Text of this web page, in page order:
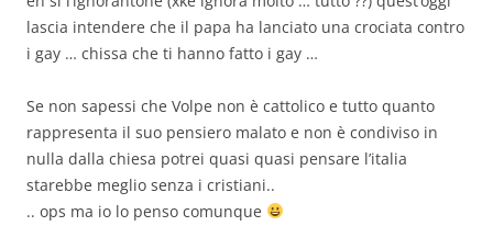
lascia intendere che il papa ha lanciato una crociata contro
i gay … chissa che ti hanno fatto i gay …
Se non sapessi che Volpe non è cattolico e tutto quanto
rappresenta il suo pensiero malato e non è condiviso in
nulla dalla chiesa potrei quasi quasi pensare l’italia
starebbe meglio senza i cristiani..
.. ops ma io lo penso comunque